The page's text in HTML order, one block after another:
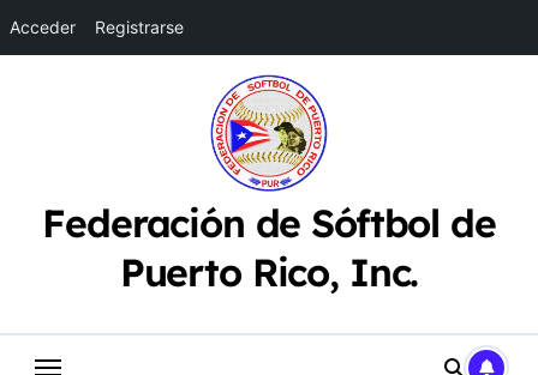
Acceder Registrarse
Federación de Sóftbol de
Puerto Rico, Inc.